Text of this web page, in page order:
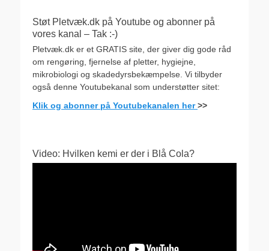
Støt Pletvæk.dk på Youtube og abonner på
vores kanal – Tak :-)
Pletvæk.dk er et GRATIS site, der giver dig gode råd
om rengøring, fjernelse af pletter, hygiejne,
mikrobiologi og skadedyrsbekæmpelse. Vi tilbyder
også denne Youtubekanal som understøtter sitet:
Klik og abonner på Youtubekanalen her>>
Video: Hvilken kemi er der i Blå Cola?